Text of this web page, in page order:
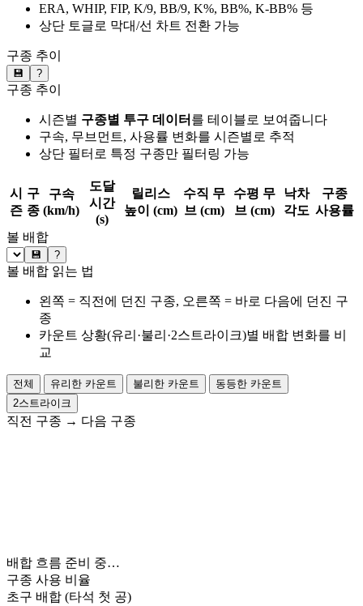
ERA, WHIP, FIP, K/9, BB/9, K%, BB%, K-BB% 등
상단 토글로 막대/선 차트 전환 가능
구종 추이
💾 ?
구종 추이
시즌별 구종별 투구 데이터 를 테이블로 보여줍니다
구속, 무브먼트, 사용률 변화를 시즌별로 추적
상단 필터로 특정 구종만 필터링 가능
시
즌
구
종
구속
(km/h)
도달
시간
(s)
릴리스
높이 (cm)
수직 무
브 (cm)
수평 무
브 (cm)
낙차
각도
구종
사용률
볼 배합
💾 ?
볼 배합 읽는 법
왼쪽 = 직전에 던진 구종, 오른쪽 = 바로 다음에 던진 구
종
카운트 상황(유리·불리·2스트라이크)별 배합 변화를 비
교
전체 유리한 카운트 불리한 카운트
동등한 카운트
2스트라이크
직전 구종 → 다음 구종
배합 흐름 준비 중…
구종 사용 비율
초구 배합 (타석 첫 공)